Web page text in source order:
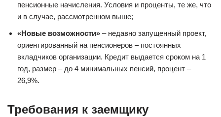
пенсионные начисления. Условия и проценты, те же, что
и в случае, рассмотренном выше;
«Новые возможности» – недавно запущенный проект,
ориентированный на пенсионеров – постоянных
вкладчиков организации. Кредит выдается сроком на 1
год, размер – до 4 минимальных пенсий, процент –
26,9%.
Требования к заемщику